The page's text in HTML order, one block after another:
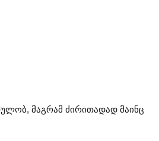
მაგრამ ძირითადად მაინც